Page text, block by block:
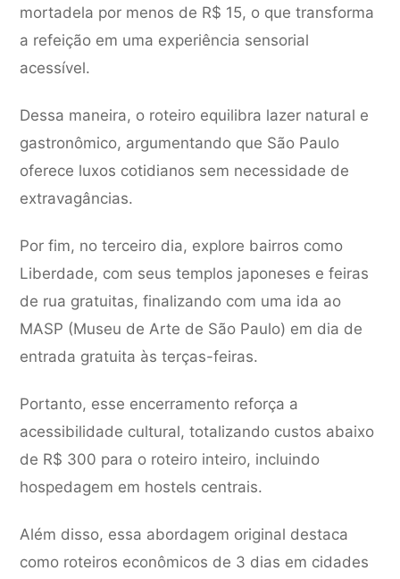
mortadela por menos de R$ 15, o que transforma
a refeição em uma experiência sensorial
acessível.
Dessa maneira, o roteiro equilibra lazer natural e
gastronômico, argumentando que São Paulo
oferece luxos cotidianos sem necessidade de
extravagâncias.
Por fim, no terceiro dia, explore bairros como
Liberdade, com seus templos japoneses e feiras
de rua gratuitas, finalizando com uma ida ao
MASP (Museu de Arte de São Paulo) em dia de
entrada gratuita às terças-feiras.
Portanto, esse encerramento reforça a
acessibilidade cultural, totalizando custos abaixo
de R$ 300 para o roteiro inteiro, incluindo
hospedagem em hostels centrais.
Além disso, essa abordagem original destaca
como roteiros econômicos de 3 dias em cidades